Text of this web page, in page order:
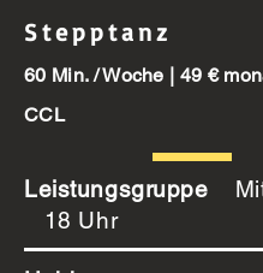
Stepptanz
60 Min. / Woche | 49 €
CCL
Leistungsgruppe
18 Uhr